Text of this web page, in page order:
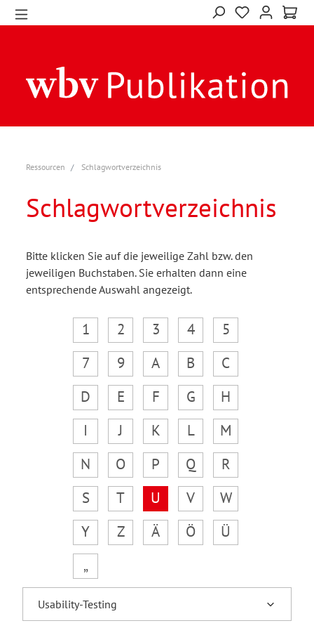
Ressourcen Schlagwortverzeichnis
Schlagwortverzeichnis
Bitte klicken Sie auf die jeweilige Zahl bzw. den
jeweiligen Buchstaben. Sie erhalten dann eine
entsprechende Auswahl angezeigt.
1 2 3 4
5
7
9 A B
C
D
E F G
H
I
J K L
M
N
O P Q
R
S
T U V
W
Y
Z Ä Ö
Ü
„